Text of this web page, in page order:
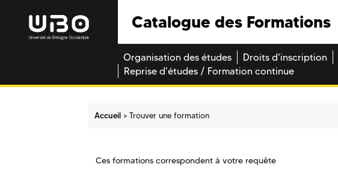
Catalogue des Formations
Organisation des études Droits d'inscription
Reprise d'études / Formation continue
Accueil Trouver une formation
Ces formations correspondent à votre requête